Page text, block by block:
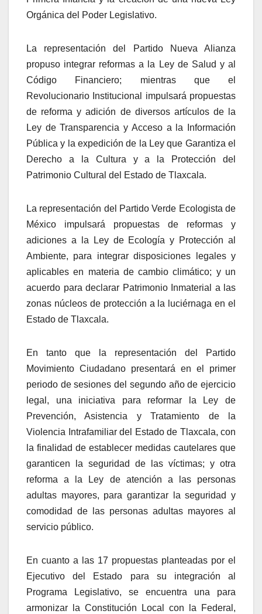
Orgánica del Poder Legislativo.
La representación del Partido Nueva Alianza
propuso integrar reformas a la Ley de Salud y al
Código Financiero; mientras que el
Revolucionario Institucional impulsará propuestas
de reforma y adición de diversos artículos de la
Ley de Transparencia y Acceso a la Información
Pública y la expedición de la Ley que Garantiza el
Derecho a la Cultura y a la Protección del
Patrimonio Cultural del Estado de Tlaxcala.
La representación del Partido Verde Ecologista de
México impulsará propuestas de reformas y
adiciones a la Ley de Ecología y Protección al
Ambiente, para integrar disposiciones legales y
aplicables en materia de cambio climático; y un
acuerdo para declarar Patrimonio Inmaterial a las
zonas núcleos de protección a la luciérnaga en el
Estado de Tlaxcala.
En tanto que la representación del Partido
Movimiento Ciudadano presentará en el primer
periodo de sesiones del segundo año de ejercicio
legal, una iniciativa para reformar la Ley de
Prevención, Asistencia y Tratamiento de la
Violencia Intrafamiliar del Estado de Tlaxcala, con
la finalidad de establecer medidas cautelares que
garanticen la seguridad de las víctimas; y otra
reforma a la Ley de atención a las personas
adultas mayores, para garantizar la seguridad y
comodidad de las personas adultas mayores al
servicio público.
En cuanto a las 17 propuestas planteadas por el
Ejecutivo del Estado para su integración al
Programa Legislativo, se encuentra una para
armonizar la Constitución Local con la Federal,